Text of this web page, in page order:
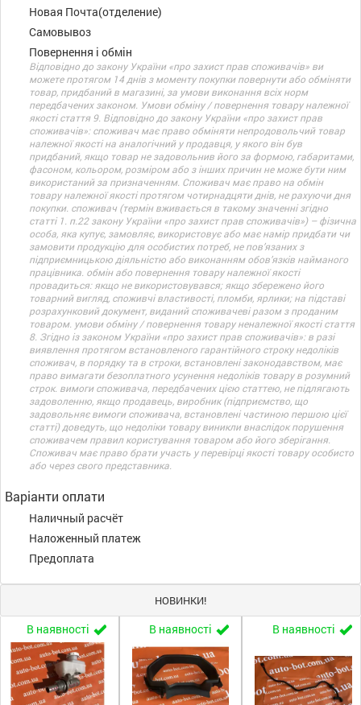
Новая Почта(отделение)
Самовывоз
Повернення і обмін
Відповідно до закону України «про захист прав споживачів» ви
можете протягом 14 днів з моменту покупки повернути або обміняти
товар, придбаний в магазині, за умови виконання всіх норм
передбачених законом. Умови обміну / повернення товару належної
якості стаття 9. Відповідно до закону України «про захист прав
споживачів»: споживач має право обміняти непродовольчий товар
належної якості на аналогічний у продавця, у якого він був
придбаний, якщо товар не задовольнив його за формою, габаритами,
фасоном, кольором, розміром або з інших причин не може бути ним
використаний за призначенням. Споживач має право на обмін
товару належної якості протягом чотирнадцяти днів, не рахуючи дня
покупки. споживач (термін вживається в такому значенні згідно
статті 1. п.22 закону України «про захист прав споживачів») – фізична
особа, яка купує, замовляє, використовує або має намір придбати чи
замовити продукцію для особистих потреб, не пов’язаних з
підприємницькою діяльністю або виконанням обов’язків найманого
працівника. обмін або повернення товару належної якості
провадиться: якщо не використовувався; якщо збережено його
товарний вигляд, споживчі властивості, пломби, ярлики; на підставі
розрахунковий документ, виданий споживачеві разом з проданим
товаром. умови обміну / повернення товару неналежної якості стаття
8. Згідно із законом України «про захист прав споживачів»: в разі
виявлення протягом встановленого гарантійного строку недоліків
споживач, в порядку та в строки, встановлені законодавством, має
право вимагати безоплатного усунення недоліків товару в розумний
строк. вимоги споживача, передбачених цією статтею, не підлягають
задоволенню, якщо продавець, виробник (підприємство, що
задовольняє вимоги споживача, встановлені частиною першою цієї
статті) доведуть, що недоліки товару виникли внаслідок порушення
споживачем правил користування товаром або його зберігання.
Споживач має право брати участь у перевірці якості товару особисто
або через свого представника.
Варіанти оплати
Наличный расчёт
Наложенный платеж
Предоплата
НОВИНКИ!
В наявності В наявності В наявності